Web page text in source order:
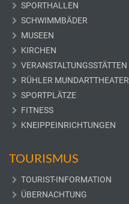
SPORTHALLEN
SCHWIMMBÄDER
MUSEEN
KIRCHEN
VERANSTALTUNGSSTÄTTEN
RÜHLER MUNDARTTHEATER
SPORTPLÄTZE
FITNESS
KNEIPPEINRICHTUNGEN
TOURISMUS
TOURIST-INFORMATION
ÜBERNACHTUNG